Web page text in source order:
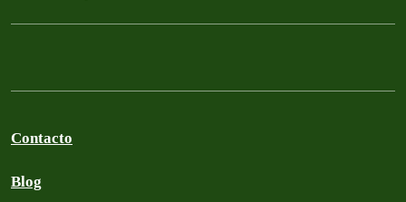
Contacto
Blog